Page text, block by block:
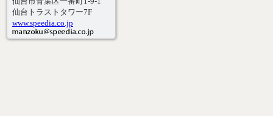
仙台トラストタワー7F
www.speedia.co.jp